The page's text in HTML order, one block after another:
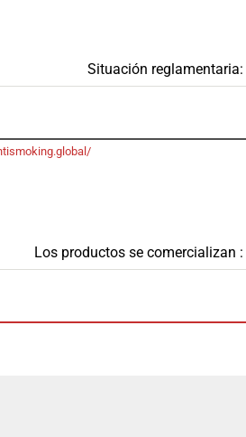
Situación reglamentaria:
Los productos se comercializan :